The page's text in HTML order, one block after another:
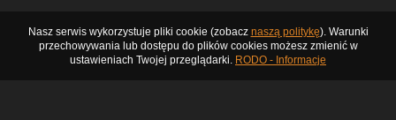
Nasz serwis wykorzystuje pliki cookie (zobacz naszą politykę). Warunki
przechowywania lub dostępu do plików cookies możesz zmienić w
ustawieniach Twojej przeglądarki. RODO - Informacje